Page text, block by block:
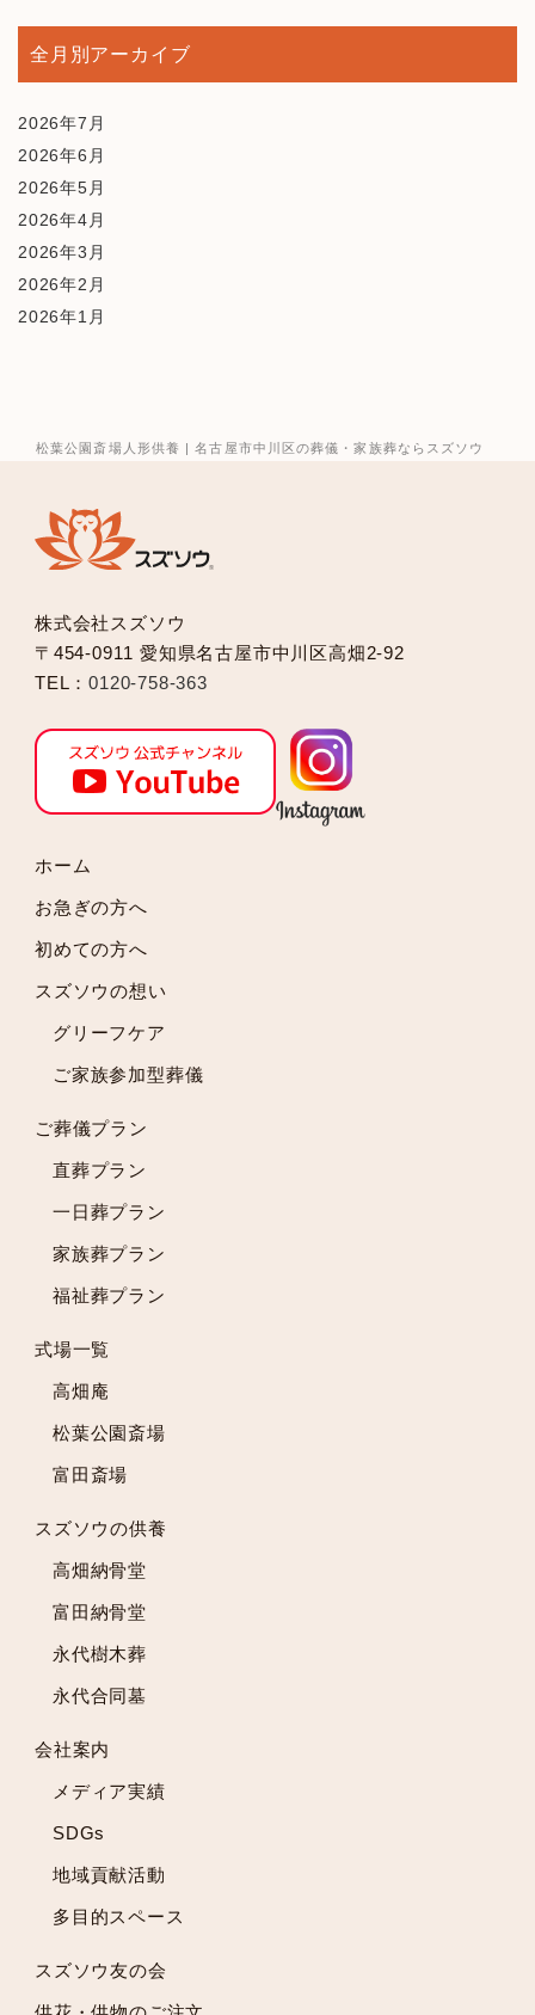
松葉公園斎場人形供養 | 名古屋市中川区の葬儀・家族葬ならスズソウ
全月別アーカイブ
2026年7月
2026年6月
2026年5月
2026年4月
2026年3月
2026年2月
2026年1月
2025年8月
2025年6月
2025年5月
2025年2月
2024年9月
2024年8月
2024年7月
2024年5月
2024年4月
2024年2月
2024年1月
2023年12月
2023年10月
2023年9月
2023年6月
2023年5月
2023年4月
2023年2月
2023年1月
2022年11月
2022年10月
2022年8月
2022年7月
2022年6月
2022年3月
2021年12月
2021年11月
2021年10月
2021年8月
2021年7月
株式会社スズソウ
〒454-0911 愛知県名古屋市中川区高畑2-92
TEL：0120-758-363
ホーム
お急ぎの方へ
初めての方へ
スズソウの想い
グリーフケア
ご家族参加型葬儀
ご葬儀プラン
直葬プラン
一日葬プラン
家族葬プラン
福祉葬プラン
式場一覧
高畑庵
松葉公園斎場
富田斎場
スズソウの供養
高畑納骨堂
富田納骨堂
永代樹木葬
永代合同墓
会社案内
メディア実績
SDGs
地域貢献活動
多目的スペース
スズソウ友の会